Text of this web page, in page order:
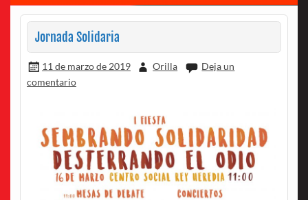
Jornada Solidaria
11 de marzo de 2019 Orilla
Deja un
comentario